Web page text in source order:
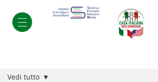
Vedi tutto